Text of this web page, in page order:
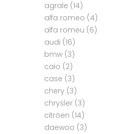
agrale (14)
alfa romeo (4)
alfa romeu (6)
audi (16)
bmw (3)
caio (2)
case (3)
chery (3)
chrysler (3)
citröen (14)
daewoo (3)